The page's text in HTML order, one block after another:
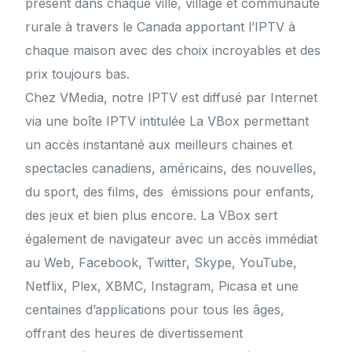
présent dans chaque ville, village et communauté
rurale à travers le Canada apportant l’IPTV à
chaque maison avec des choix incroyables et des
prix toujours bas.
Chez VMedia, notre IPTV est diffusé par Internet
via une boîte IPTV intitulée La VBox permettant
un accès instantané aux meilleurs chaines et
spectacles canadiens, américains, des nouvelles,
du sport, des films, des émissions pour enfants,
des jeux et bien plus encore. La VBox sert
également de navigateur avec un accès immédiat
au Web, Facebook, Twitter, Skype, YouTube,
Netflix, Plex, XBMC, Instagram, Picasa et une
centaines d’applications pour tous les âges,
offrant des heures de divertissement